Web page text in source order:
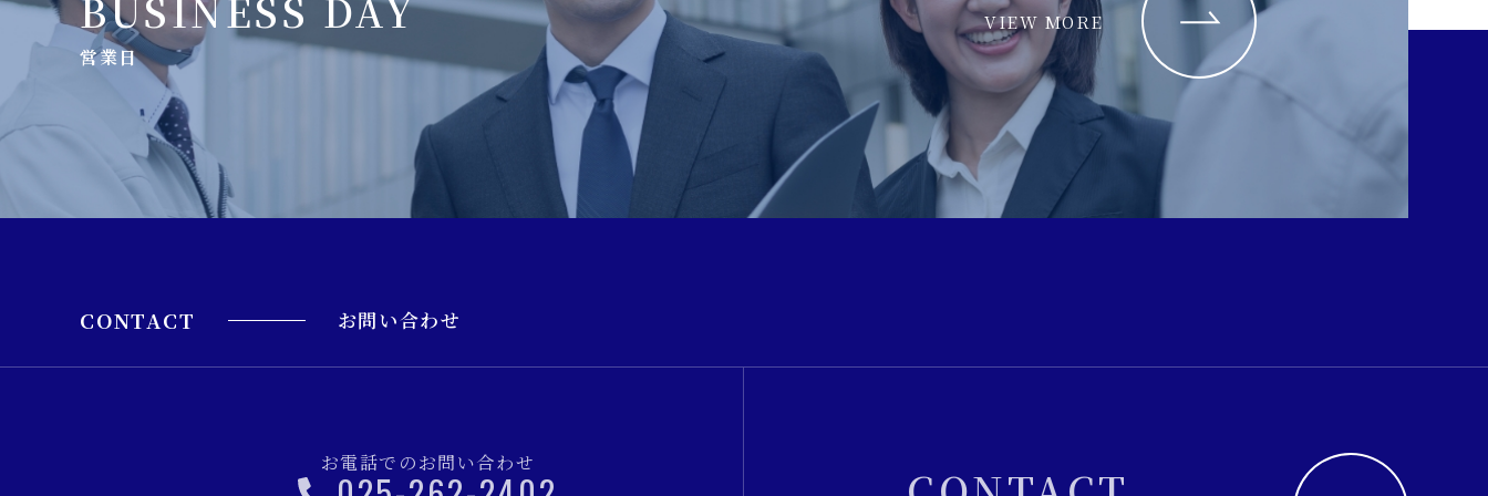
BUSINESS DAY
営業日
VIEW MORE
CONTACT お問い合わせ
お電話でのお問い合わせ